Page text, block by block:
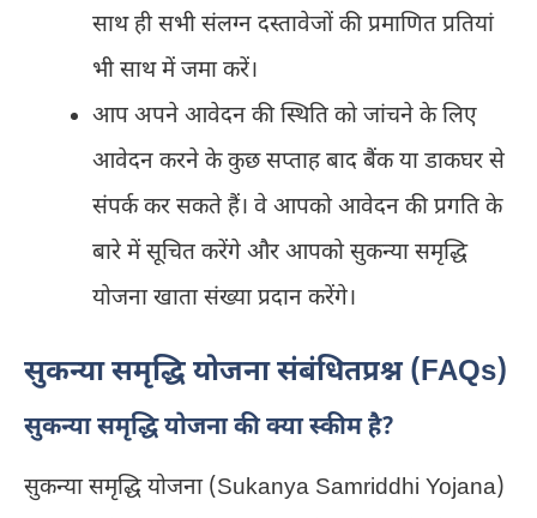
साथ ही सभी संलग्न दस्तावेजों की प्रमाणित प्रतियां
भी साथ में जमा करें।
आप अपने आवेदन की स्थिति को जांचने के लिए
आवेदन करने के कुछ सप्ताह बाद बैंक या डाकघर से
संपर्क कर सकते हैं। वे आपको आवेदन की प्रगति के
बारे में सूचित करेंगे और आपको सुकन्या समृद्धि
योजना खाता संख्या प्रदान करेंगे।
सुकन्या समृद्धि योजना संबंधितप्रश्न (FAQs)
सुकन्या समृद्धि योजना की क्या स्कीम है?
सुकन्या समृद्धि योजना (Sukanya Samriddhi Yojana)